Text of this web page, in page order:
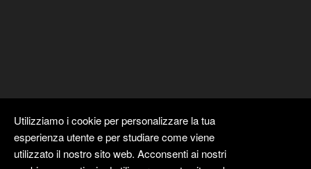
Utilizziamo i cookie per personalizzare la tua
esperienza utente e per studiare come viene
utilizzato il nostro sito web. Acconsenti ai nostri